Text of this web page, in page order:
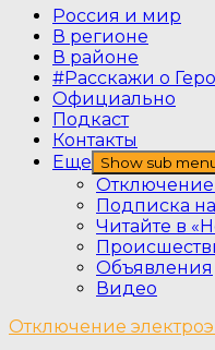
Россия и мир
В регионе
В районе
#Расскажи о
Официально
Подкаст
Контакты
Еще
Show sub
Отключение
Подписка
Читайте в
Объявления
Видео
Отключение